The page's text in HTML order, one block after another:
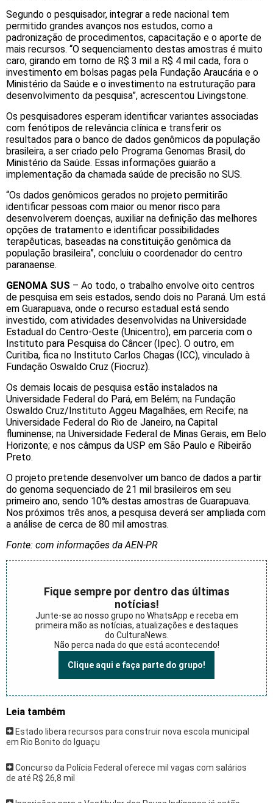
Segundo o pesquisador, integrar a rede nacional tem
permitido grandes avanços nos estudos, como a
padronização de procedimentos, capacitação e o aporte de
mais recursos. “O sequenciamento destas amostras é muito
caro, girando em torno de R$ 3 mil a R$ 4 mil cada, fora o
investimento em bolsas pagas pela Fundação Araucária e o
Ministério da Saúde e o investimento na estruturação para
desenvolvimento da pesquisa”, acrescentou Livingstone.
Os pesquisadores esperam identificar variantes associadas
com fenótipos de relevância clínica e transferir os
resultados para o banco de dados genômicos da população
brasileira, a ser criado pelo Programa Genomas Brasil, do
Ministério da Saúde. Essas informações guiarão a
implementação da chamada saúde de precisão no SUS.
“Os dados genômicos gerados no projeto permitirão
identificar pessoas com maior ou menor risco para
desenvolverem doenças, auxiliar na definição das melhores
opções de tratamento e identificar possibilidades
terapêuticas, baseadas na constituição genômica da
população brasileira”, concluiu o coordenador do centro
paranaense.
GENOMA SUS – Ao todo, o trabalho envolve oito centros
de pesquisa em seis estados, sendo dois no Paraná. Um está
em Guarapuava, onde o recurso estadual está sendo
investido, com atividades desenvolvidas na Universidade
Estadual do Centro-Oeste (Unicentro), em parceria com o
Instituto para Pesquisa do Câncer (Ipec). O outro, em
Curitiba, fica no Instituto Carlos Chagas (ICC), vinculado à
Fundação Oswaldo Cruz (Fiocruz).
Os demais locais de pesquisa estão instalados na
Universidade Federal do Pará, em Belém; na Fundação
Oswaldo Cruz/Instituto Aggeu Magalhães, em Recife; na
Universidade Federal do Rio de Janeiro, na Capital
fluminense; na Universidade Federal de Minas Gerais, em Belo
Horizonte; e nos câmpus da USP em São Paulo e Ribeirão
Preto.
O projeto pretende desenvolver um banco de dados a partir
do genoma sequenciado de 21 mil brasileiros em seu
primeiro ano, sendo 10% destas amostras de Guarapuava.
Nos próximos três anos, a pesquisa deverá ser ampliada com
a análise de cerca de 80 mil amostras.
Fonte: com informações da AEN-PR
Fique sempre por dentro das últimas
notícias!
Junte-se ao nosso grupo no WhatsApp e receba em
primeira mão as notícias, atualizações e destaques
do CulturaNews.
Não perca nada do que está acontecendo!
Clique aqui e faça parte do grupo!
Leia também
Estado libera recursos para construir nova escola municipal
em Rio Bonito do Iguaçu
Concurso da Polícia Federal oferece mil vagas com salários
de até R$ 26,8 mil